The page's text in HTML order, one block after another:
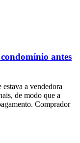
antes
a vendedora
de modo que a
Comprador